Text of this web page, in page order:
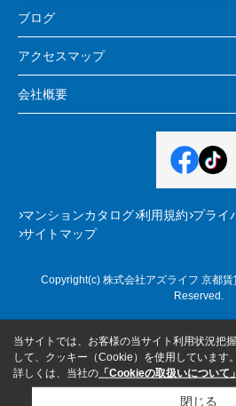
ブログ
アクセスマップ
会社概要
マンションカタログ 利用規約 プライ
サイトマップ
Copyright(c) 株式会社アズライフ 京都
Reserved.
当サイトでは、お客様の当サイト利用状況把
して、クッキー（Cookie）を使用しています。
詳しくは、当社の 「Cookieの取扱いについて」
閉じる